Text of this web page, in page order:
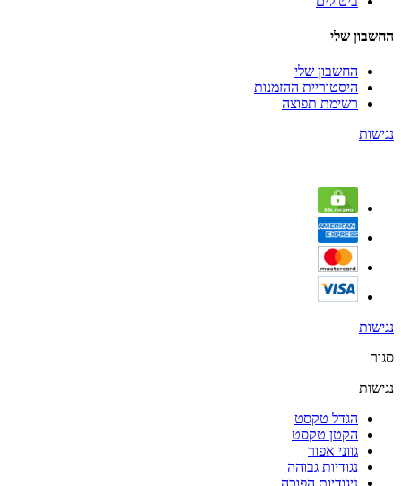
החשבון שלי
החשבון שלי
היסטוריית ההזמנות
רשימת תפוצה
נגישות
נגישות
סגור
נגישות
הגדל טקסט
הקטן טקסט
גווני אפור
נגודיות גבוהה